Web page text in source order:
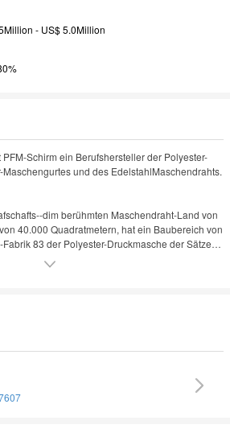
- US$ 5.0Million
Schirm ein Berufshersteller der Polyester-
und des EdelstahlMaschendrahts.
dim berühmten Maschendraht-Land von
40.000 Quadratmetern, hat ein Baubereich von
83 der Polyester-Druckmasche der Sätze
Webstühle, taucht Polyester-Trocknergewebe
ist PFM auf dem Gebiet der Polyester-
nicht nur Berufs, aber auch im Maschendraht
(56 Ingenieure und Techniker) ermöglicht